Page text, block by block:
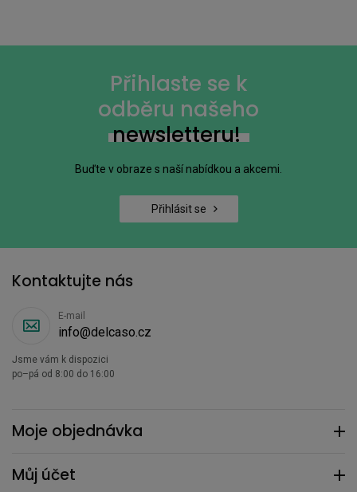
Přihlaste se k
odběru našeho
newsletteru!
Buďte v obraze s naší nabídkou a akcemi.
Přihlásit se
Moje objednávka
Můj účet
Kontaktujte nás
E-mail
info@delcaso.cz
Jsme vám k dispozici
po–pá od 8:00 do 16:00